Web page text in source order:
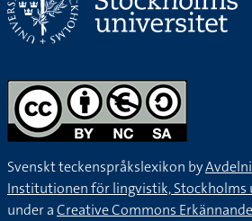
Svenskt teckenspråkslexikon by
Institutionen för lingvistik, Stockholms
under aCreative Commons